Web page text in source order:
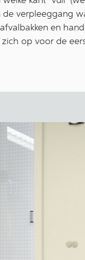
de verpleeggang
en
op voor de